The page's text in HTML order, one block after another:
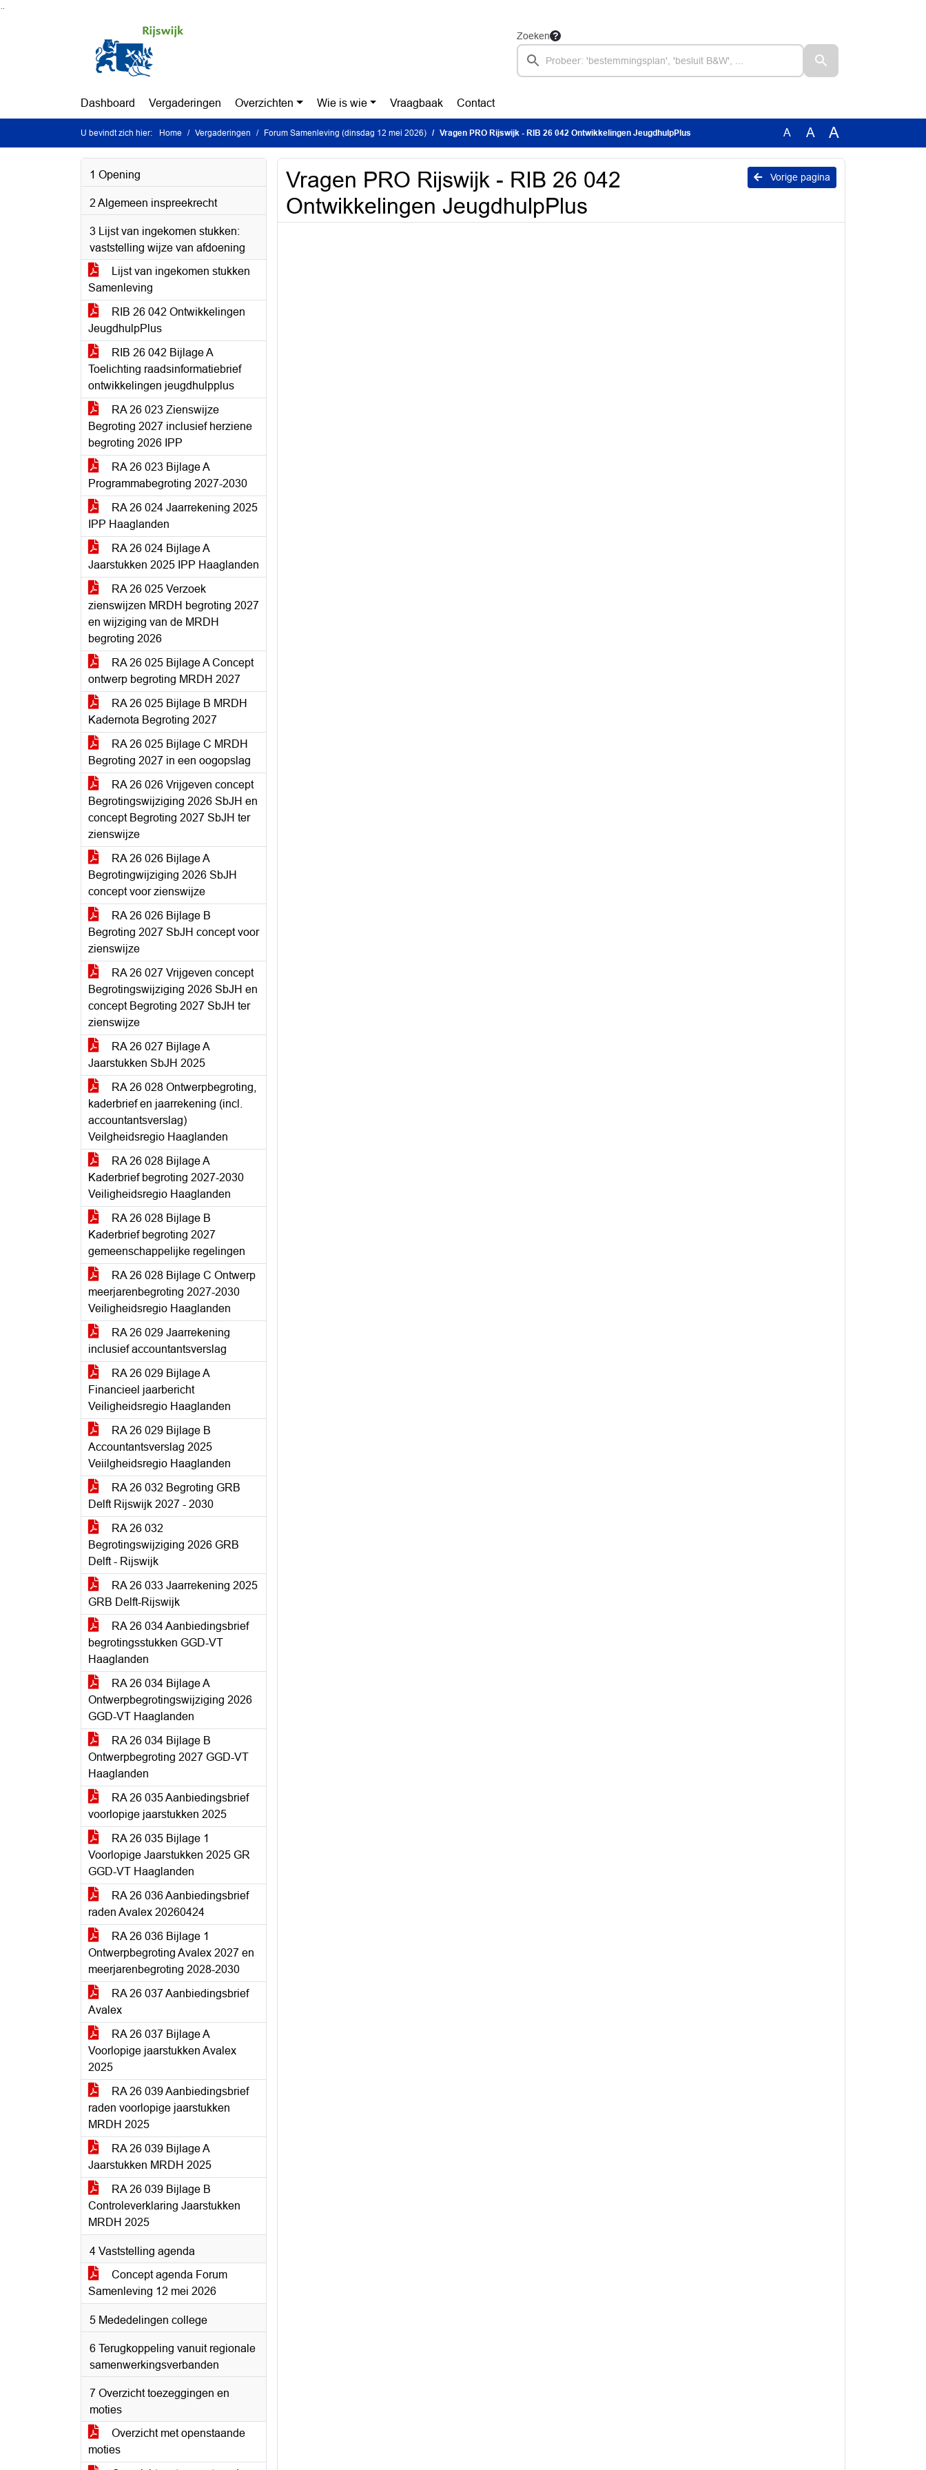
Zoeken
Dashboard Vergaderingen Overzichten Wie is wie Vraagbaak Contact
U bevindt zich hier: Home Vergaderingen Forum Samenleving (dinsdag 12 mei 2026) Vragen PRO Rijswijk - RIB 26 042 Ontwikkelingen JeugdhulpPlus A A A
1 Opening
2 Algemeen inspreekrecht
3 Lijst van ingekomen stukken:
vaststelling wijze van afdoening
Lijst van ingekomen stukken
Samenleving
RIB 26 042 Ontwikkelingen
JeugdhulpPlus
RIB 26 042 Bijlage A
Toelichting raadsinformatiebrief
ontwikkelingen jeugdhulpplus
RA 26 023 Zienswijze
Begroting 2027 inclusief herziene
begroting 2026 IPP
RA 26 023 Bijlage A
Programmabegroting 2027-2030
RA 26 024 Jaarrekening 2025
IPP Haaglanden
RA 26 024 Bijlage A
Jaarstukken 2025 IPP Haaglanden
RA 26 025 Verzoek
zienswijzen MRDH begroting 2027
en wijziging van de MRDH
begroting 2026
RA 26 025 Bijlage A Concept
ontwerp begroting MRDH 2027
RA 26 025 Bijlage B MRDH
Kadernota Begroting 2027
RA 26 025 Bijlage C MRDH
Begroting 2027 in een oogopslag
RA 26 026 Vrijgeven concept
Begrotingswijziging 2026 SbJH en
concept Begroting 2027 SbJH ter
zienswijze
RA 26 026 Bijlage A
Begrotingwijziging 2026 SbJH
concept voor zienswijze
RA 26 026 Bijlage B
Begroting 2027 SbJH concept voor
zienswijze
RA 26 027 Vrijgeven concept
Begrotingswijziging 2026 SbJH en
concept Begroting 2027 SbJH ter
zienswijze
RA 26 027 Bijlage A
Jaarstukken SbJH 2025
RA 26 028 Ontwerpbegroting,
kaderbrief en jaarrekening (incl.
accountantsverslag)
Veilgheidsregio Haaglanden
RA 26 028 Bijlage A
Kaderbrief begroting 2027-2030
Veiligheidsregio Haaglanden
RA 26 028 Bijlage B
Kaderbrief begroting 2027
gemeenschappelijke regelingen
RA 26 028 Bijlage C Ontwerp
meerjarenbegroting 2027-2030
Veiligheidsregio Haaglanden
RA 26 029 Jaarrekening
inclusief accountantsverslag
RA 26 029 Bijlage A
Financieel jaarbericht
Veiligheidsregio Haaglanden
RA 26 029 Bijlage B
Accountantsverslag 2025
Veiilgheidsregio Haaglanden
RA 26 032 Begroting GRB
Delft Rijswijk 2027 - 2030
RA 26 032
Begrotingswijziging 2026 GRB
Delft - Rijswijk
RA 26 033 Jaarrekening 2025
GRB Delft-Rijswijk
RA 26 034 Aanbiedingsbrief
begrotingsstukken GGD-VT
Haaglanden
RA 26 034 Bijlage A
Ontwerpbegrotingswijziging 2026
GGD-VT Haaglanden
RA 26 034 Bijlage B
Ontwerpbegroting 2027 GGD-VT
Haaglanden
RA 26 035 Aanbiedingsbrief
voorlopige jaarstukken 2025
RA 26 035 Bijlage 1
Voorlopige Jaarstukken 2025 GR
GGD-VT Haaglanden
RA 26 036 Aanbiedingsbrief
raden Avalex 20260424
RA 26 036 Bijlage 1
Ontwerpbegroting Avalex 2027 en
meerjarenbegroting 2028-2030
RA 26 037 Aanbiedingsbrief
Avalex
RA 26 037 Bijlage A
Voorlopige jaarstukken Avalex
2025
RA 26 039 Aanbiedingsbrief
raden voorlopige jaarstukken
MRDH 2025
RA 26 039 Bijlage A
Jaarstukken MRDH 2025
RA 26 039 Bijlage B
Controleverklaring Jaarstukken
MRDH 2025
4 Vaststelling agenda
Concept agenda Forum
Samenleving 12 mei 2026
5 Mededelingen college
6 Terugkoppeling vanuit regionale
samenwerkingsverbanden
7 Overzicht toezeggingen en
moties
Overzicht met openstaande
moties
Vorige pagina
Vragen PRO Rijswijk - RIB 26 042
Ontwikkelingen JeugdhulpPlus